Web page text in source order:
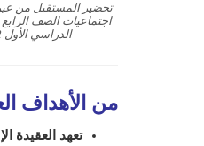
تحضير المستقبل من
اجتماعيات الصف الرابع
الدراسي الأول 1442 هـ
من الأهداف
تعهد العقيدة